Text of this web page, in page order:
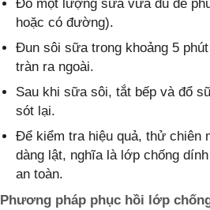
Đổ một lượng sữa vừa đủ để
hoặc có đường).
Đun sôi sữa trong khoảng 5
tràn ra ngoài.
Sau khi sữa sôi, tắt bếp và đổ
sót lại.
Để kiểm tra hiệu quả, thử chiên
dàng lật, nghĩa là lớp chống
an toàn.
Phương pháp phục hồi lớp